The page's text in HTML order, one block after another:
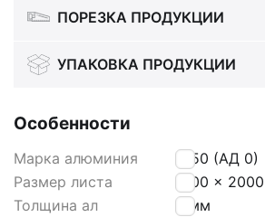
ПОРЕЗКА ПРОДУКЦИИ
УПАКОВКА ПРОДУКЦИИ
Особенности
Марка алюминия
1050 (АД 0)
Размер листа
1000 x
Толщина ал
2 мм